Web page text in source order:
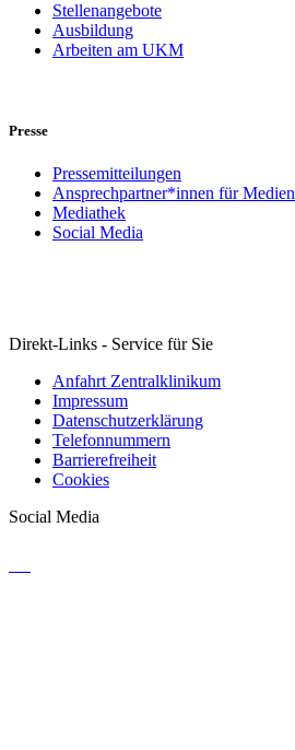
Stellenangebote
Ausbildung
Arbeiten am UKM
Presse
Pressemitteilungen
Ansprechpartner*innen für Medien
Mediathek
Social Media
Direkt-Links - Service für Sie
Anfahrt Zentralklinikum
Impressum
Datenschutzerklärung
Telefonnummern
Barrierefreiheit
Cookies
Social Media